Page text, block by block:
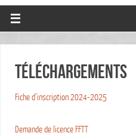
Téléchargements
Fiche d’inscription 2024-2025
Demande de licence FFTT